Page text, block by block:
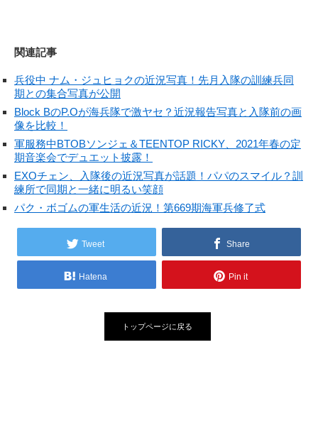
関連記事
兵役中 ナム・ジュヒョクの近況写真！先月入隊の訓練兵同
期との集合写真が公開
Block BのP.Oが海兵隊で激ヤセ？近況報告写真と入隊前の画
像を比較！
軍服務中BTOBソンジェ＆TEENTOP RICKY、2021年春の定
期音楽会でデュエット披露！
EXOチェン、入隊後の近況写真が話題！パパのスマイル？訓
練所で同期と一緒に明るい笑顔
パク・ボゴムの軍生活の近況！第669期海軍兵修了式
Tweet Share
Hatena Pin it
トップページに戻る